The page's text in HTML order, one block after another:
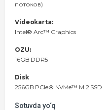
потоков)
Videokarta:
Intel® Arc™ Graphics
OZU:
16GB DDR5
Disk
256GB PCIe® NVMe™ M.2 SSD
Sotuvda yo‘q